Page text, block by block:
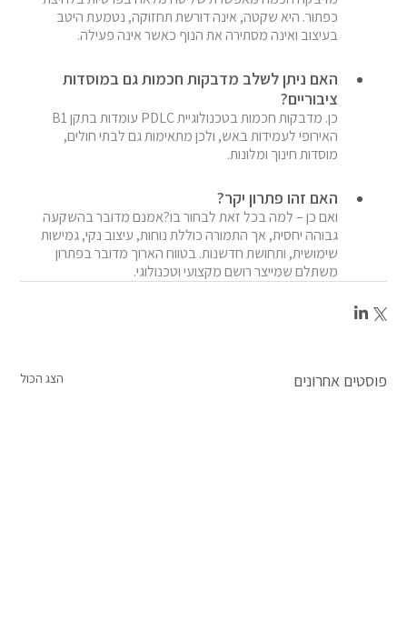
כפתור. היא שקטה, אינה דורשת תחזוקה, נטמעת היטב
בעיצוב ואינה מסתירה את הנוף כאשר אינה פעילה.
האם ניתן לשלב מדבקות חכמות גם במוסדות
ציבוריים?
האירופי לעמידות באש, ולכן מתאימות גם לבתי חולים,
מוסדות חינוך ומלונות.
האם זהו פתרון יקר?
ואם כן – למה בכל זאת לבחור בו?אמנם מדובר בהשקעה
גבוהה יחסית, אך התמורה כוללת נוחות, עיצוב נקי, גמישות
שימושית, ותחושת חדשנות. בטווח הארוך מדובר בפתרון
משתלם שמייצר רושם מקצועי וטכנולוגי.
פוסטים אחרונים הצג הכול